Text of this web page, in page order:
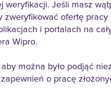
Jeśli masz
ofertę
i portalach na
Wipro.
można było podjąć
o pracę